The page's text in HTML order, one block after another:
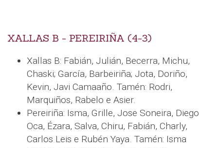
XALLAS B - PEREIRIÑA (4-3)
Xallas B: Fabián, Julián, Becerra, Michu,
Chaski; García, Barbeiriña; Jota, Doriño,
Kevin, Javi Camaaño. Tamén: Rodri,
Marquiños, Rabelo e Asier.
Pereiriña: Isma, Grille, Jose Soneira, Diego
Oca, Ézara, Salva, Chiru, Fabián, Charly,
Carlos Leis e Rubén Yaya. Tamén: Isma